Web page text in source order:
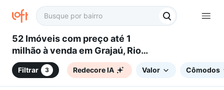
52 Imóveis com preço até 1
milhão à venda em Grajaú, Rio
de Janeiro, RJ
Filtrar 3 Redecore IA Valor Cômodos